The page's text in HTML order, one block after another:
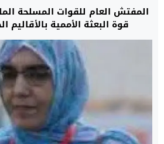
المفتش العام للقوات المسلحة
قوة البعثة الأممية بالأقاليم